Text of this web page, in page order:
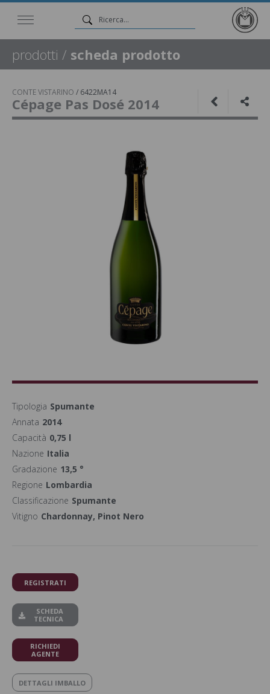
prodotti / scheda prodotto
CONTE VISTARINO / 6422MA14
Cépage Pas Dosé 2014
Tipologia Spumante
Annata 2014
Capacità 0,75 l
Nazione Italia
Gradazione 13,5 °
Regione Lombardia
Classificazione Spumante
Vitigno Chardonnay, Pinot Nero
REGISTRATI
SCHEDA
TECNICA
RICHIEDI
AGENTE
DETTAGLI IMBALLO